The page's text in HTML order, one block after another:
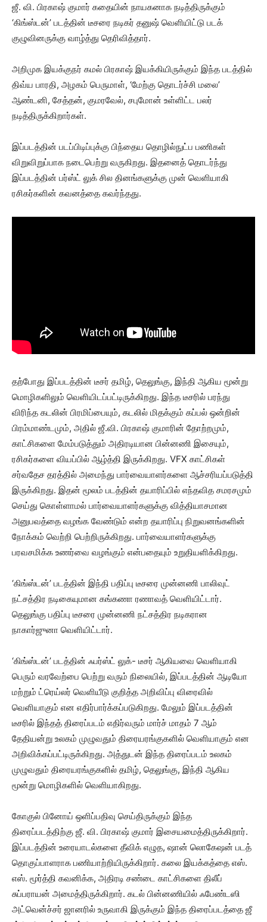
ஜீ. வி. பிரகாஷ் குமார் கதையின் நாயகனாக நடித்திருக்கும்
‘கிங்ஸ்டன்’ படத்தின் டீசரை நடிகர் தனுஷ் வெளியிட்டு படக்
குழுவினருக்கு வாழ்த்து தெரிவித்தார்.
அறிமுக இயக்குநர் கமல் பிரகாஷ் இயக்கியிருக்கும் இந்த படத்தில்
திவ்ய பாரதி, அழகம் பெருமாள், ‘மேற்கு தொடர்ச்சி மலை’
ஆண்டனி, சேத்தன், குமரவேல், சபுமோன் உள்ளிட்ட பலர்
நடித்திருக்கிறார்கள்.
இப்படத்தின் படப்பிடிப்புக்கு பிந்தைய தொழில்நுட்ப பணிகள்
விறுவிறுப்பாக நடைபெற்று வருகிறது. இதனைத் தொடர்ந்து
இப்படத்தின் பர்ஸ்ட் லுக் சில தினங்களுக்கு முன் வெளியாகி
ரசிகர்களின் கவனத்தை கவர்ந்தது.
தற்போது இப்படத்தின் டீசர் தமிழ், தெலுங்கு, இந்தி ஆகிய மூன்று
மொழிகளிலும் வெளியிடப்பட்டிருக்கிறது. இந்த டீசரில் பரந்து
விரிந்த கடலின் பிரமிப்பையும், கடலில் மிதக்கும் கப்பல் ஒன்றின்
பிரம்மாண்டமும், அதில் ஜீ.வி. பிரகாஷ் குமாரின் தோற்றமும்,
காட்சிகளை மேம்படுத்தும் அதிரடியான பின்னணி இசையும்,
ரசிகர்களை வியப்பில் ஆழ்த்தி இருக்கிறது. VFX காட்சிகள்
சர்வதேச தரத்தில் அமைந்து பார்வையாளர்களை ஆச்சரியப்படுத்தி
இருக்கிறது. இதன் மூலம் படத்தின் தயாரிப்பில் எந்தவித சமரசமும்
செய்து கொள்ளாமல் பார்வையாளர்களுக்கு வித்தியாசமான
அனுபவத்தை வழங்க வேண்டும் என்ற தயாரிப்பு நிறுவனங்களின்
நோக்கம் வெற்றி பெற்றிருக்கிறது. பார்வையாளர்களுக்கு
பரவசமிக்க உணர்வை வழங்கும் என்பதையும் உறுதியளிக்கிறது.
‘கிங்ஸ்டன்’ படத்தின் இந்தி பதிப்பு டீசரை முன்னணி பாலிவுட்
நட்சத்திர நடிகையுமான கங்கணா ரணாவத் வெளியிட்டார்.
தெலுங்கு பதிப்பு டீசரை முன்னணி நட்சத்திர நடிகரான
நாகார்ஜுனா வெளியிட்டார்.
‘கிங்ஸ்டன்’ படத்தின் ஃபர்ஸ்ட் லுக்- டீசர் ஆகியவை வெளியாகி
பெரும் வரவேற்பை பெற்று வரும் நிலையில், இப்படத்தின் ஆடியோ
மற்றும் ட்ரெய்லர் வெளியீடு குறித்த அறிவிப்பு விரைவில்
வெளியாகும் என எதிர்பார்க்கப்படுகிறது. மேலும் இப்படத்தின்
டீசரில் இந்தத் திரைப்படம் எதிர்வரும் மார்ச் மாதம் 7 ஆம்
தேதியன்று உலகம் முழுவதும் திரையரங்குகளில் வெளியாகும் என
அறிவிக்கப்பட்டிருக்கிறது. அத்துடன் இந்த திரைப்படம் உலகம்
முழுவதும் திரையரங்குகளில் தமிழ், தெலுங்கு, இந்தி ஆகிய
மூன்று மொழிகளில் வெளியாகிறது.
கோகுல் பினோய் ஒளிப்பதிவு செய்திருக்கும் இந்த
திரைப்படத்திற்கு ஜீ. வி. பிரகாஷ் குமார் இசையமைத்திருக்கிறார்.
இப்படத்தின் உரையாடல்களை தீவிக் எழுத, ஷான் லொகேஷன் படத்
தொகுப்பாளராக பணியாற்றியிருக்கிறார். கலை இயக்கத்தை எஸ்.
எஸ். மூர்த்தி கவனிக்க, அதிரடி சண்டை காட்சிகளை திலீப்
சுப்பராயன் அமைத்திருக்கிறார். கடல் பின்னணியில் ஃபேண்டஸி
அட்வென்ச்சர் ஜானரில் உருவாகி இருக்கும் இந்த திரைப்படத்தை ஜீ